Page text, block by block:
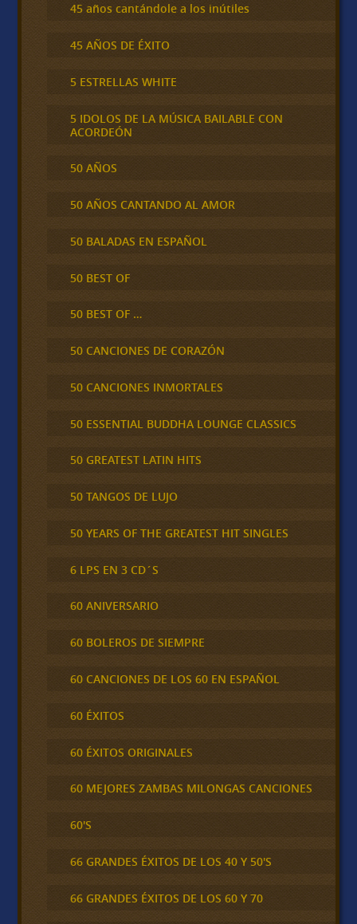
45 años cantándole a los inútiles
45 AÑOS DE ÉXITO
5 ESTRELLAS WHITE
5 IDOLOS DE LA MÚSICA BAILABLE CON
ACORDEÓN
50 AÑOS
50 AÑOS CANTANDO AL AMOR
50 BALADAS EN ESPAÑOL
50 BEST OF
50 BEST OF …
50 CANCIONES DE CORAZÓN
50 CANCIONES INMORTALES
50 ESSENTIAL BUDDHA LOUNGE CLASSICS
50 GREATEST LATIN HITS
50 TANGOS DE LUJO
50 YEARS OF THE GREATEST HIT SINGLES
6 LPS EN 3 CD´S
60 ANIVERSARIO
60 BOLEROS DE SIEMPRE
60 CANCIONES DE LOS 60 EN ESPAÑOL
60 ÉXITOS
60 ÉXITOS ORIGINALES
60 MEJORES ZAMBAS MILONGAS CANCIONES
60'S
66 GRANDES ÉXITOS DE LOS 40 Y 50'S
66 GRANDES ÉXITOS DE LOS 60 Y 70